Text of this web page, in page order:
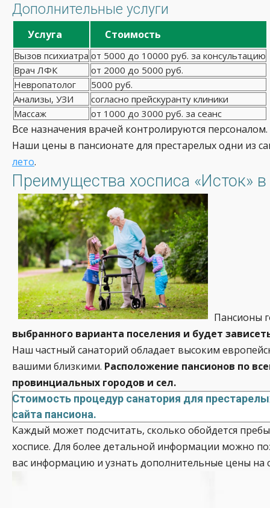
Дополнительные услуги
Услуга Стоимость
Вызов психиатра от 5000 до 10000 руб. за консультацию
Врач ЛФК
от 2000 до 5000 руб.
Невропатолог
5000 руб.
Анализы, УЗИ
согласно прейскуранту клиники
Массаж
от 1000 до 3000 руб. за сеанс
Все назначения врачей контролируются персоналом.
Наши цены в пансионате для престарелых одни из
лето.
Преимущества хосписа «Исток»
Пансионы
выбранного варианта поселения и будет
Наш частный санаторий обладает высоким
вашими близкими. Расположение пансионов по
провинциальных городов и сел.
Стоимость процедур санатория для
сайта пансиона.
Каждый может подсчитать, сколько обойдется
хосписе. Для более детальной информации можно
вас информацию и узнать дополнительные цены на